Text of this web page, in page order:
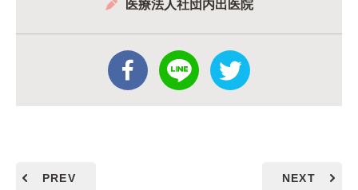
医療法人社団内出医院
PREV NEXT